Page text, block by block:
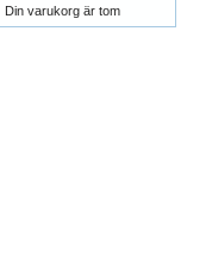
Din varukorg är tom